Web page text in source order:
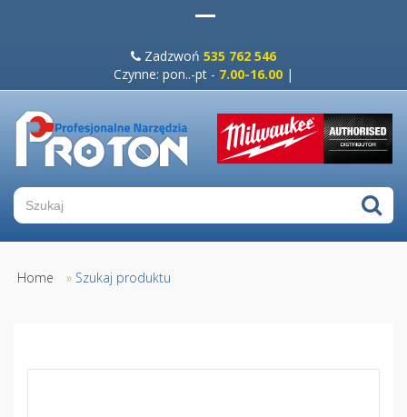
Zadzwoń 535 762 546
Czynne: pon..-pt - 7.00-16.00 |
Home » Szukaj produktu